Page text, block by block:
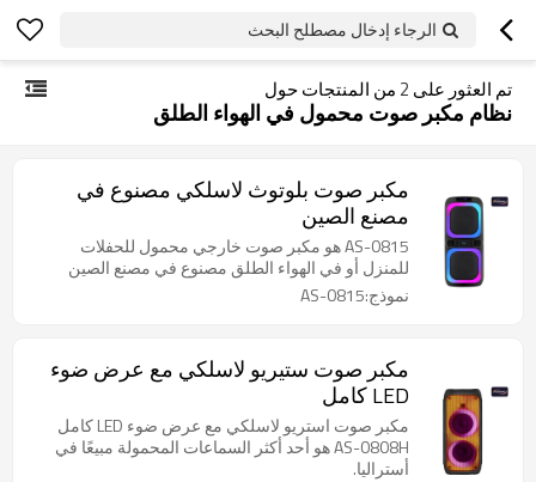
الرجاء إدخال مصطلح البحث
تم العثور على 2 من المنتجات حول
نظام مكبر صوت محمول في الهواء الطلق
مكبر صوت بلوتوث لاسلكي مصنوع في
مصنع الصين
AS-0815 هو مكبر صوت خارجي محمول للحفلات
للمنزل أو في الهواء الطلق مصنوع في مصنع الصين
نموذج:AS-0815
مكبر صوت ستيريو لاسلكي مع عرض ضوء
LED كامل
مكبر صوت استريو لاسلكي مع عرض ضوء LED كامل
AS-0808H هو أحد أكثر السماعات المحمولة مبيعًا في
أستراليا.